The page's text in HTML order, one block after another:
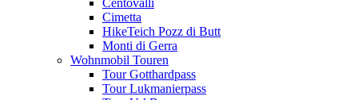
Centovalli
Cimetta
HikeTeich Pozz di Butt
Monti di Gerra
Wohnmobil Touren
Tour Gotthardpass
Tour Lukmanierpass